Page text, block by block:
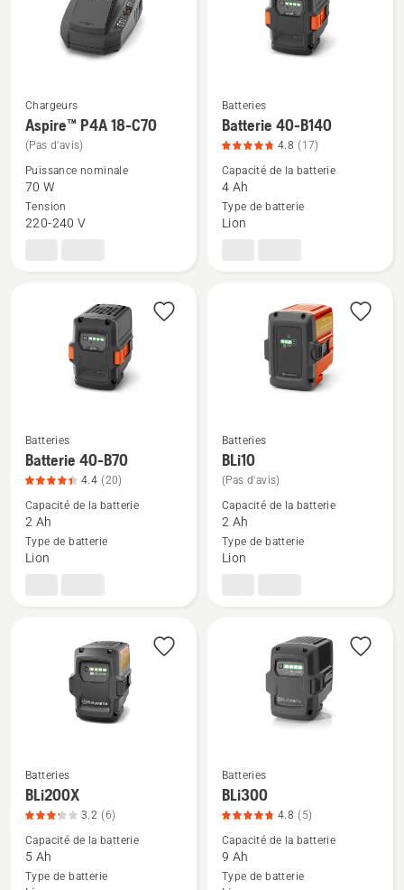
Voir
plus
de
détails
sur
Aspire™
Chargeurs
Aspire™ P4A 18-C70
(Pas d'avis)
Puissance nominale
70 W
Tension
220-240 V
Voir
plus
de
détails
sur
Batterie
Batteries
Batterie 40-B140
4.8 (17)
Capacité de la batterie
4 Ah
Type de batterie
Lion
Voir
plus
de
détails
sur
Batterie
Batteries
Batterie 40-B70
4.4 (20)
Capacité de la batterie
2 Ah
Type de batterie
Lion
Voir
plus
de
détails
sur
BLi10
Batteries
BLi10
(Pas d'avis)
Capacité de la batterie
2 Ah
Type de batterie
Lion
Voir
plus
de
détails
sur
Batteries
BLi200X
3.2 (6)
Capacité de la batterie
5 Ah
Type de batterie
Voir
plus
de
détails
sur
Batteries
BLi300
4.8 (5)
Capacité de la batterie
9 Ah
Type de batterie